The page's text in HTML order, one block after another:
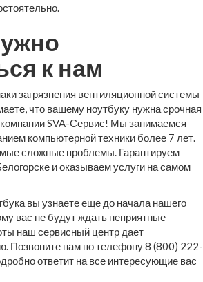
к нам
загрязнения вентиляционной системы
что вашему ноутбуку нужна срочная
SVA-Сервис! Мы занимаемся
компьютерной техники более 7 лет.
сложные проблемы. Гарантируем
и оказываем услуги на самом
вы узнаете еще до начала нашего
вас не будут ждать неприятные
наш сервисный центр дает
Позвоните нам по телефону 8 (800) 222-
ответит на все интересующие вас